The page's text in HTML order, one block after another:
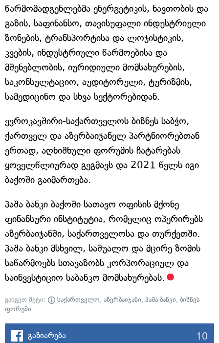
წარმომადგენლებმა ენერგეტიკის, ნავთობის და
გაზის, საფინანსო, თავისუფალი ინდუსტრიული
ზონების, ტრანსპორტისა და ლოჯისტიკის,
კვების, ინდუსტრიული წარმოებისა და
მშენებლობის, იურიდიული მომსახურების,
საკონსულტაციო, აუდიტორული, ტურიზმის,
სამედიცინო და სხვა სექტორებიდან.
ევროკავშირი-საქართველოს ბიზნეს საბჭო,
ქართველ და აზერბაიჯანელ პარტნიორებთან
ერთად, აღნიშნული ფორუმის ჩატარებას
ყოველწლიურად გეგმავს და 2021 წელს იგი
ბაქოში გაიმართება.
პაშა ბანკი ბაქოში სათავო ოფისის მქონე
ფინანსური ინსტიტუტია, რომელიც ოპერირებს
აზერბაიჯანში, საქართველოსა და თურქეთში.
პაშა ბანკი მსხვილ, საშუალო და მცირე ზომის
საწარმოებს სთავაზობს კორპორაციულ და
საინვესტიციო საბანკო მომსახურებას.
გაიგეთ მეტი: საქართველო, აზერბაიჯანი, პაშა ბანკი, ბიზნეს
ფორუმი
გაზიარება 10